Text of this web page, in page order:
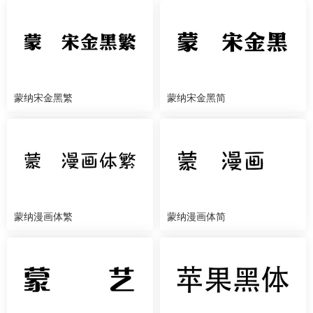
蒙纳宋金黑繁 蒙纳宋金黑简
蒙纳漫画体繁 蒙纳漫画体简